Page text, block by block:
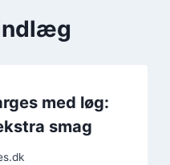
med løg:
smag